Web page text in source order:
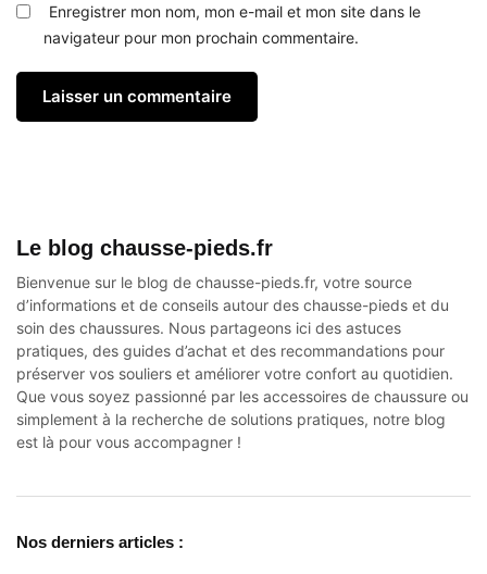
Enregistrer mon nom, mon e-mail et mon site dans le
navigateur pour mon prochain commentaire.
Le blog chausse-pieds.fr
Bienvenue sur le blog de chausse-pieds.fr, votre source
d’informations et de conseils autour des chausse-pieds et du
soin des chaussures. Nous partageons ici des astuces
pratiques, des guides d’achat et des recommandations pour
préserver vos souliers et améliorer votre confort au quotidien.
Que vous soyez passionné par les accessoires de chaussure ou
simplement à la recherche de solutions pratiques, notre blog
est là pour vous accompagner !
Nos derniers articles :